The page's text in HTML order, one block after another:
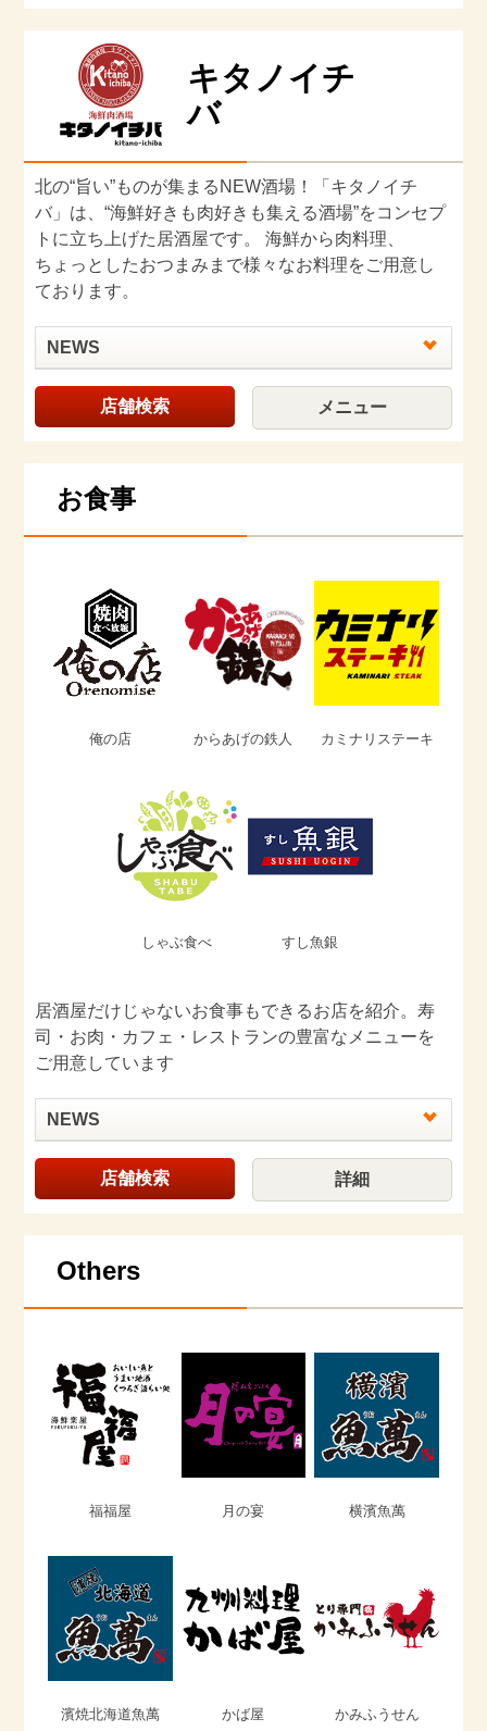
キタノイチ
バ
北の“旨い”ものが集まるNEW酒場！「キタノイチ
バ」は、“海鮮好きも肉好きも集える酒場”をコンセプ
トに立ち上げた居酒屋です。 海鮮から肉料理、
ちょっとしたおつまみまで様々なお料理をご用意し
ております。
NEWS
店舗検索 メニュー
お食事
俺の店 からあげの鉄人 カミナリステーキ
しゃぶ食べ すし魚銀
居酒屋だけじゃないお食事もできるお店を紹介。寿
司・お肉・カフェ・レストランの豊富なメニューを
ご用意しています
NEWS
店舗検索 詳細
Others
福福屋 月の宴 横濱魚萬
濱焼北海道魚萬 かば屋 かみふうせん